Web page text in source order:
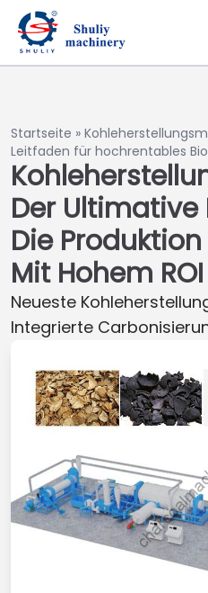
Startseite »
Leitfaden für hochrentables
Der Ultimative
Die
Mit Hohem ROI
Neueste
Integrierte